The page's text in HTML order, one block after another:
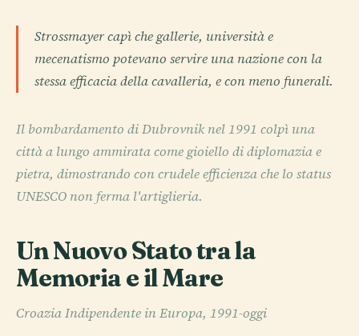
Strossmayer capì che gallerie, università e
mecenatismo potevano servire una nazione con la
stessa efficacia della cavalleria, e con meno funerali.
Il bombardamento di Dubrovnik nel 1991 colpì una
città a lungo ammirata come gioiello di diplomazia e
pietra, dimostrando con crudele efficienza che lo status
UNESCO non ferma l'artiglieria.
Un Nuovo Stato tra la
Memoria e il Mare
Croazia Indipendente in Europa, 1991-oggi